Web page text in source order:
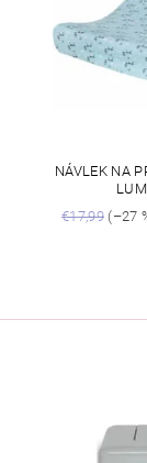
NÁVLEK NA
€17,99 (–27